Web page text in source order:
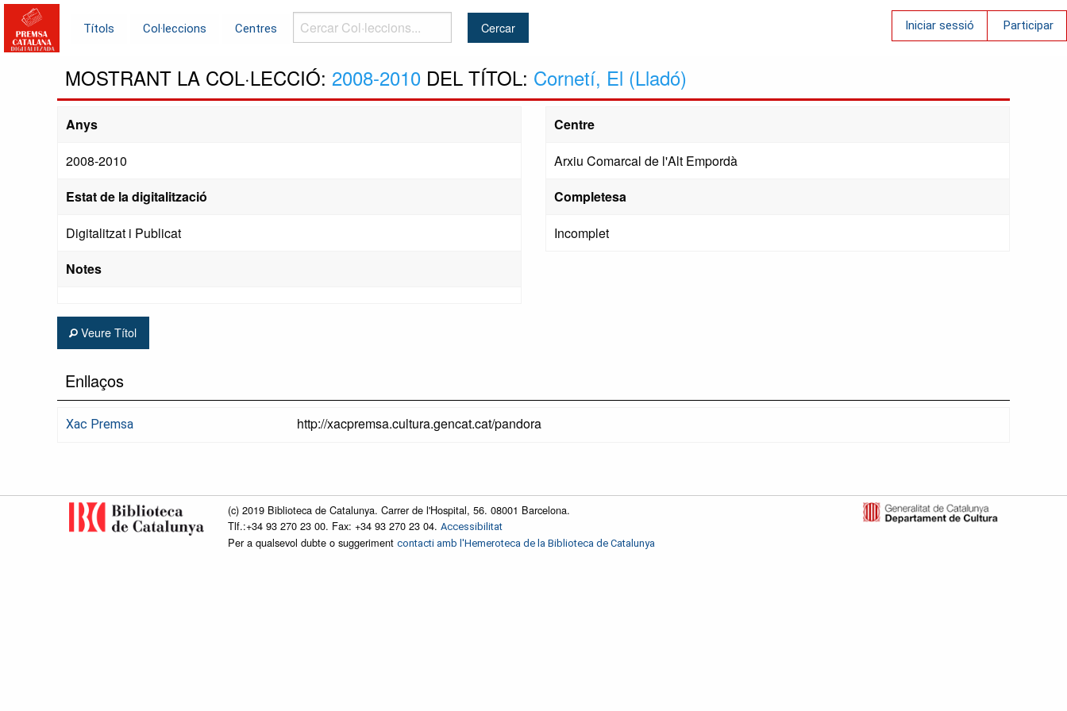
Títols Col·leccions Centres
Cercar
Col·leccions...
Iniciar sessió Participar
MOSTRANT LA COL·LECCIÓ: 2008-2010 DEL TÍTOL: Cornetí, El (Lladó)
Anys
2008-2010
Estat de la digitalització
Digitalitzat i Publicat
Notes
Centre
Arxiu Comarcal de l'Alt Empordà
Completesa
Incomplet
Veure Títol
Enllaços
Xac Premsa http://xacpremsa.cultura.gencat.cat/pandora
(c) 2019 Biblioteca de Catalunya. Carrer de l'Hospital, 56. 08001 Barcelona.
Tlf.:+34 93 270 23 00. Fax: +34 93 270 23 04. Accessibilitat
Per a qualsevol dubte o suggeriment contacti amb l'Hemeroteca de la Biblioteca de Catalunya